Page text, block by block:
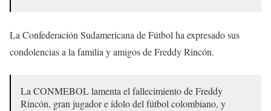
La Confederación Sudamericana de Fútbol ha expresado sus
condolencias a la familia y amigos de Freddy Rincón.
La CONMEBOL lamenta el fallecimiento de Freddy
Rincón, gran jugador e ídolo del fútbol colombiano, y